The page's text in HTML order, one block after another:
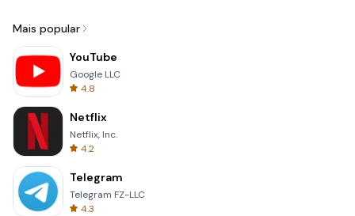
Mais popular
YouTube
Google LLC
4.8
Netflix
Netflix, Inc.
4.2
Telegram
Telegram FZ-LLC
4.3